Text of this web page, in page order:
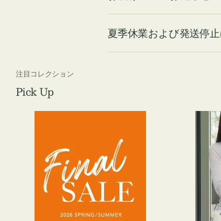
夏季休業および発送停
注目コレクション
Pick Up